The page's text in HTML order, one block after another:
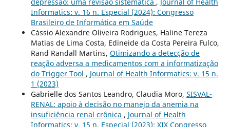
Informatics: v. 16 n. Especial (2024): Congresso
Brasileiro de Informática em Saúde
Cássio Alexandre Oliveira Rodrigues, Haline Tereza
Matias de Lima Costa, Edineide da Costa Pereira Fulco,
Rand Randall Martins, Otimizando a detecção de
reação adversa a medicamentos com a informatização
do Trigger Tool , Journal of Health Informatics: v. 15 n.
1 (2023)
Gabrielle dos Santos Leandro, Claudia Moro, SISVAL-
RENAL: apoio à decisão no manejo da anemia na
insuficiência renal crônica , Journal of Health
Informatics: v. 15 n. Especial (2023): XIX Congresso